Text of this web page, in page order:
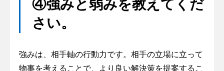
④強みと弱みを教えてくだ
さい。
強みは、相手軸の行動力です。相手の立場に立って
物事を考えることで、より良い解決策を提案するこ